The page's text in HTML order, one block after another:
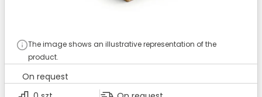
The image shows an illustrative representation of the
product.
On request